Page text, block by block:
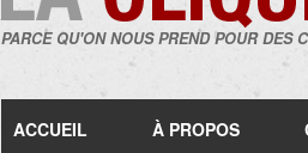
PARCE QU'ON NOUS PREND POUR DES
ACCUEIL À PROPOS